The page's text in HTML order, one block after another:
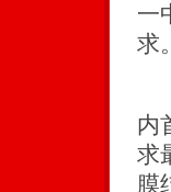
一
求
内
求
膜